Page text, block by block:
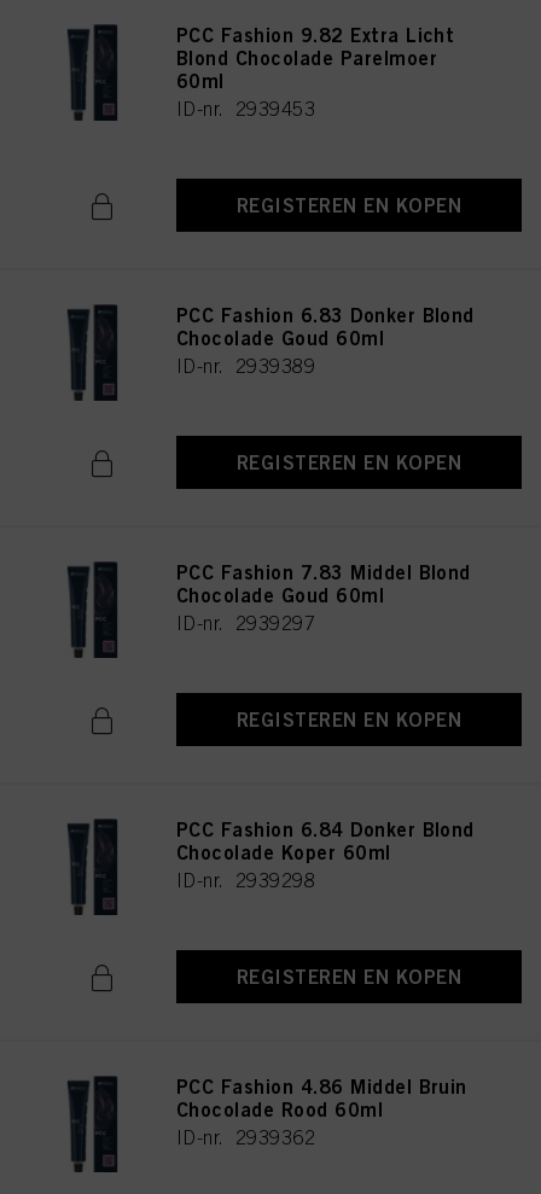
PCC Fashion 9.82 Extra Licht
Blond Chocolade Parelmoer
60ml
ID-nr. 2939453
REGISTEREN EN KOPEN
PCC Fashion 6.83 Donker Blond
Chocolade Goud 60ml
ID-nr. 2939389
REGISTEREN EN KOPEN
PCC Fashion 7.83 Middel Blond
Chocolade Goud 60ml
ID-nr. 2939297
REGISTEREN EN KOPEN
PCC Fashion 6.84 Donker Blond
Chocolade Koper 60ml
ID-nr. 2939298
REGISTEREN EN KOPEN
PCC Fashion 4.86 Middel Bruin
Chocolade Rood 60ml
ID-nr. 2939362